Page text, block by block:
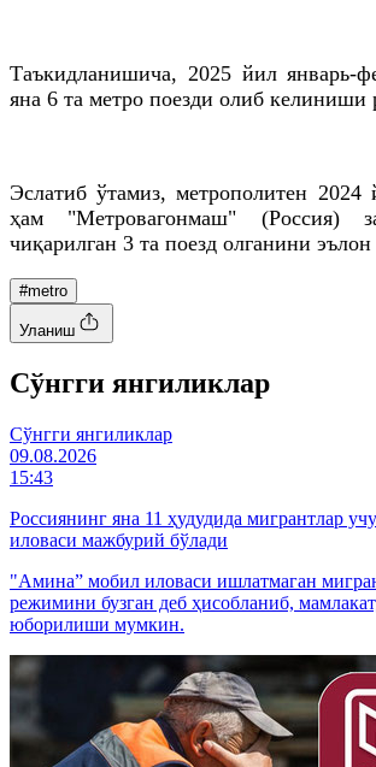
Таъкидланишича, 2025 йил январь-
яна 6 та метро поезди олиб келиниши
Эслатиб ўтамиз, метрополитен 2024
ҳам "Метровагонмаш" (Россия)
чиқарилган 3 та поезд олганини
#metro
Уланиш
Cўнгги янгиликлар
Cўнгги янгиликлар
09.08.2026
15:43
Россиянинг яна 11 ҳудудида мигрантлар
иловаси мажбурий бўлади
"Амина” мобил иловаси ишлатмаган
режимини бузган деб ҳисобланиб,
юборилиши мумкин.